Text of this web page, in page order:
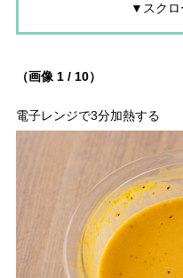
▼スクロ
（画像 1 / 10）
電子レンジで3分加熱する